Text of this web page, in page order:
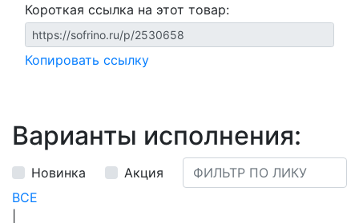
Короткая ссылка на этот товар:
Копировать ссылку
Варианты исполнения:
Новинка
Акция
ВСЕ